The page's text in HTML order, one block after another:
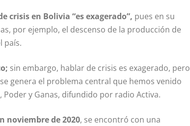
crisis en Bolivia “es exagerado”, pues en su
por ejemplo, el descenso de la producción de
país.
sin embargo, hablar de crisis es exagerado, pero
genera el problema central que hemos venido
y Ganas, difundido por radio Activa.
noviembre de 2020, se encontró con una